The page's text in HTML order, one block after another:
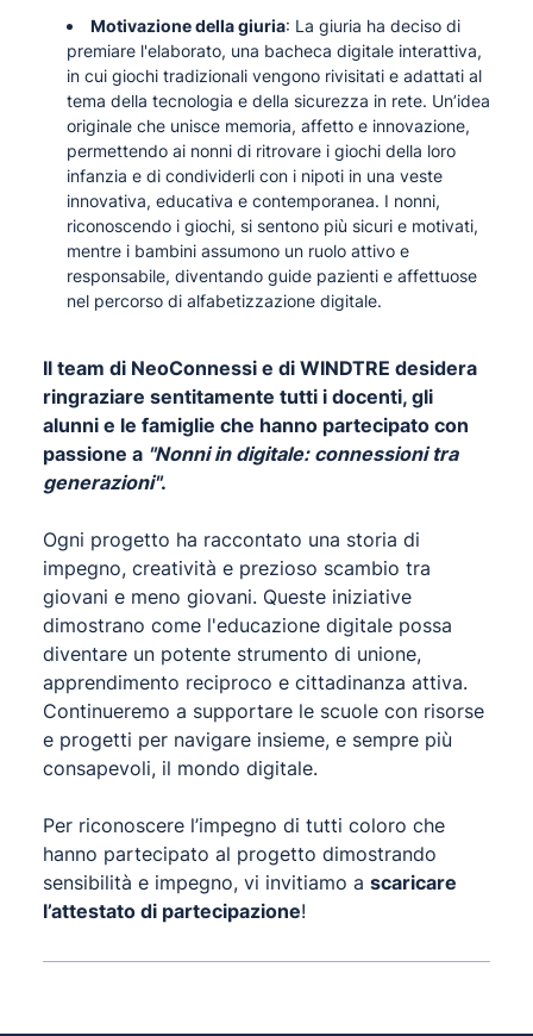
Motivazione della giuria: La giuria ha deciso di
premiare l'elaborato, una bacheca digitale interattiva,
in cui giochi tradizionali vengono rivisitati e adattati al
tema della tecnologia e della sicurezza in rete. Un’idea
originale che unisce memoria, affetto e innovazione,
permettendo ai nonni di ritrovare i giochi della loro
infanzia e di condividerli con i nipoti in una veste
innovativa, educativa e contemporanea. I nonni,
riconoscendo i giochi, si sentono più sicuri e motivati,
mentre i bambini assumono un ruolo attivo e
responsabile, diventando guide pazienti e affettuose
nel percorso di alfabetizzazione digitale.
Il team di NeoConnessi e di WINDTRE desidera
ringraziare sentitamente tutti i docenti, gli
alunni e le famiglie che hanno partecipato con
passione a "Nonni in digitale: connessioni tra
generazioni".
Ogni progetto ha raccontato una storia di
impegno, creatività e prezioso scambio tra
giovani e meno giovani. Queste iniziative
dimostrano come l'educazione digitale possa
diventare un potente strumento di unione,
apprendimento reciproco e cittadinanza attiva.
Continueremo a supportare le scuole con risorse
e progetti per navigare insieme, e sempre più
consapevoli, il mondo digitale.
Per riconoscere l’impegno di tutti coloro che
hanno partecipato al progetto dimostrando
sensibilità e impegno, vi invitiamo a scaricare
l’attestato di partecipazione!